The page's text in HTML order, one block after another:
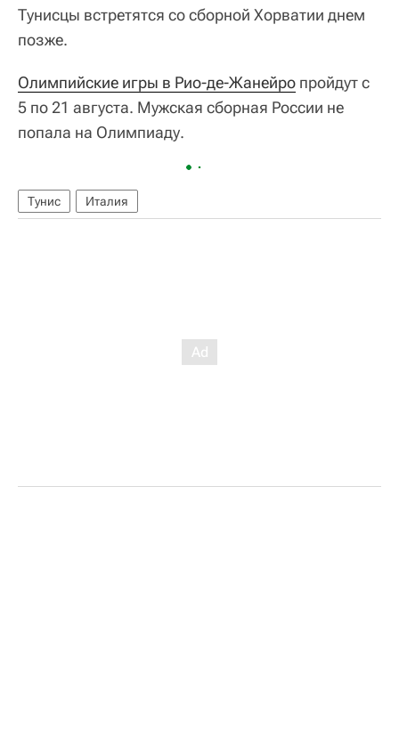
Тунисцы встретятся со сборной Хорватии днем
позже.
Олимпийские игры в Рио-де-Жанейро пройдут с
5 по 21 августа. Мужская сборная России не
попала на Олимпиаду.
Тунис Италия